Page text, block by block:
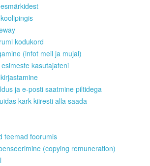
kodukord
(infot meil ja mujal)
kasutajateni
ja e-posti saatmine piltidega
kark kiiresti alla saada
teemad foorumis
(copying remuneration)